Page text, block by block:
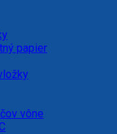
papier
vône